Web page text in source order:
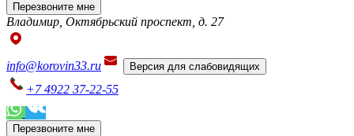
Перезвоните мне
Владимир, Октябрьский проспект, д. 27
info@korovin33.ru Версия для слабовидящих
+7 4922 37-22-55
Перезвоните мне